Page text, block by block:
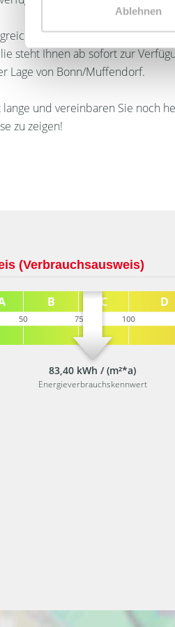
Ablehnen
Renovierung stellt diese
steht Ihnen ab sofort zur
Lage von Bonn/Muffendorf.
und vereinbaren Sie noch
zu zeigen!
(Verbrauchsausweis)
83,40 kWh / (m²*a)
Energieverbrauchskennwert